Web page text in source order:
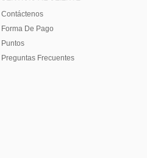
Contáctenos
Forma De Pago
Puntos
Preguntas Frecuentes